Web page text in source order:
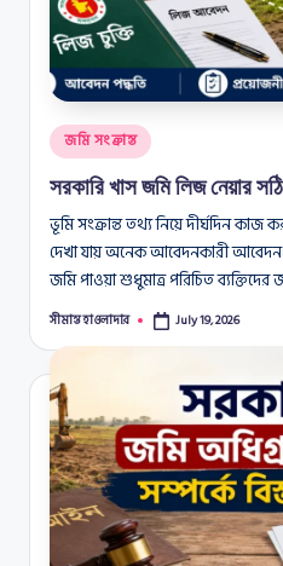
Posted
in
জমি সংক্রান্ত
সরকারি খাস জমি লিজ নেয়ার
ভূমি সংক্রান্ত তথ্য নিয়ে দীর্ঘদিন কাজ
দেখা যায় অনেক আবেদনকারী
জমি পাওয়া শুধুমাত্র পরিচিত ব্যক্তিদের
Posted
সীমান্ত হাওলাদার July 19, 2026